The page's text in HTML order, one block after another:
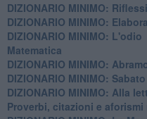
DIZIONARIO MINIMO:
DIZIONARIO MINIMO:
DIZIONARIO MINIMO: L'odio
​Matematica
DIZIONARIO MINIMO:
DIZIONARIO MINIMO: Sabato
​DIZIONARIO MINIMO: Alla
Proverbi, citazioni e aforismi